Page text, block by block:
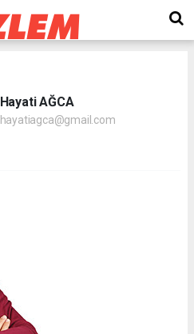
Hayati AĞCA
hayatiagca@gmail.com